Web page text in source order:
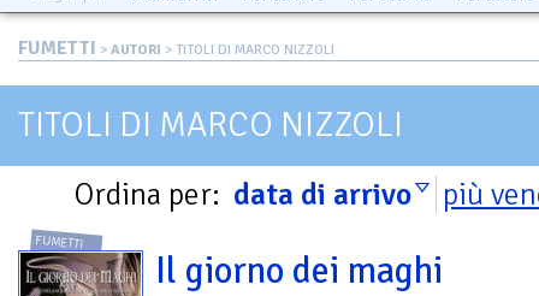
FUMETTI > AUTORI > TITOLI DI MARCO NIZZOLI
TITOLI DI MARCO NIZZOLI
Ordina per: data di arrivo più
FUMETTI
Il giorno dei maghi